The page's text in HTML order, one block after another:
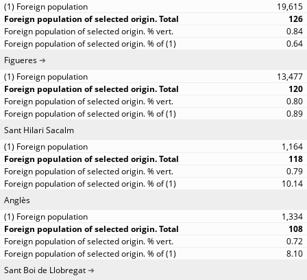
19,615
126
0.84
0.64
Figueres
13,477
120
0.80
0.89
Sant Hilari Sacalm
1,164
118
0.79
10.14
Anglès
1,334
108
0.72
8.10
Sant Boi de Llobregat